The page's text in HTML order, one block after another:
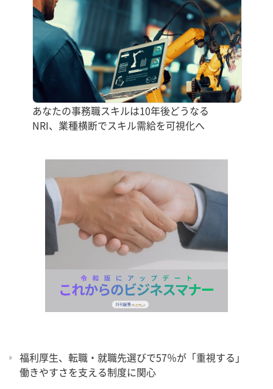
あなたの事務職スキルは10年後どうなる
NRI、業種横断でスキル需給を可視化へ
福利厚生、転職・就職先選びで57％が「重視する」
働きやすさを支える制度に関心